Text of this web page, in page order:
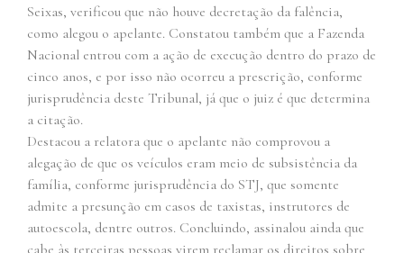
Seixas, verificou que não houve decretação da falência,
como alegou o apelante. Constatou também que a Fazenda
Nacional entrou com a ação de execução dentro do prazo de
cinco anos, e por isso não ocorreu a prescrição, conforme
jurisprudência deste Tribunal, já que o juiz é que determina
a citação.
Destacou a relatora que o apelante não comprovou a
alegação de que os veículos eram meio de subsistência da
família, conforme jurisprudência do STJ, que somente
admite a presunção em casos de taxistas, instrutores de
autoescola, dentre outros. Concluindo, assinalou ainda que
cabe às terceiras pessoas virem reclamar os direitos sobre